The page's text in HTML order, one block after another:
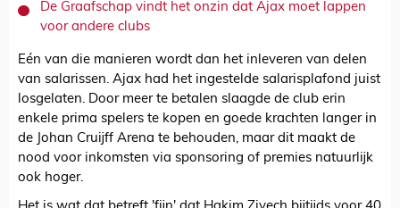
De Graafschap vindt het onzin dat Ajax moet lappen
voor andere clubs
Eén van die manieren wordt dan het inleveren van delen
van salarissen. Ajax had het ingestelde salarisplafond juist
losgelaten. Door meer te betalen slaagde de club erin
enkele prima spelers te kopen en goede krachten langer in
de Johan Cruijff Arena te behouden, maar dit maakt de
nood voor inkomsten via sponsoring of premies natuurlijk
ook hoger.